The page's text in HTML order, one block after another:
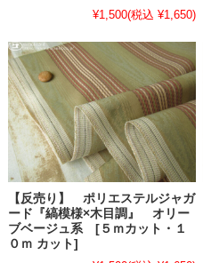
¥1,500(税込 ¥1,650)
【反売り】 ポリエステルジャガ
ード『縞模様×木目調』 オリー
ブベージュ系 [５ｍカット・１
０ｍ カット]